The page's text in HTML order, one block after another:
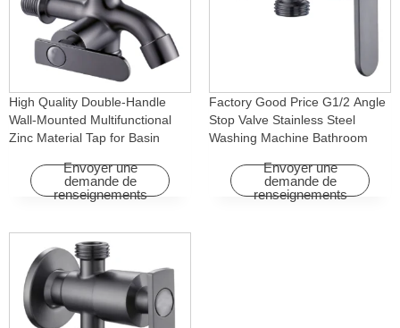
High Quality Double-Handle
Wall-Mounted Multifunctional
Zinc Material Tap for Basin
Homes
Envoyer une
demande de
renseignements
Factory Good Price G1/2 Angle
Stop Valve Stainless Steel
Washing Machine Bathroom
Apartments & Hotels
Envoyer une
demande de
renseignements